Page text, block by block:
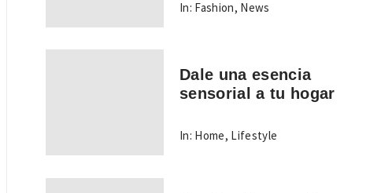
In: Fashion, News
Dale una esencia
sensorial a tu hogar
In: Home, Lifestyle